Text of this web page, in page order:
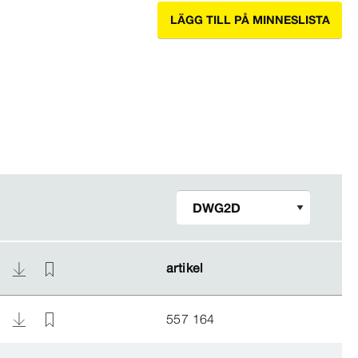
LÄGG TILL PÅ MINNESLISTA
artikel
artikel
557 164